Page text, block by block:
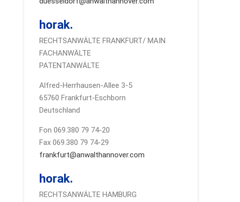
horak.
RECHTSANWÄLTE FRANKFURT/ MAIN
FACHANWÄLTE
PATENTANWÄLTE
Alfred-Herrhausen-Allee 3-5
65760 Frankfurt-Eschborn
Deutschland
Fon 069.380 79 74-20
Fax 069.380 79 74-29
frankfurt@anwalthannover.com
horak.
RECHTSANWÄLTE HAMBURG